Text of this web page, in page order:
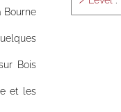
Bourne
Bois
et les